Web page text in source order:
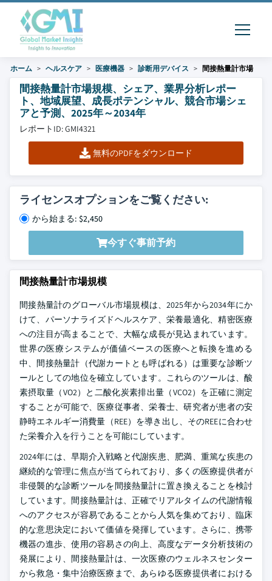
ホーム ヘルスケア 医療機器 診断用デバイス 間接熱量計市場
間接熱量計市場規模、シェア、業界分析レポー
ト、地域展望、成長ポテンシャル、競合市場シェ
アと予測、2025年～2034年
レポートID: GMI4321
無料のPDFをダウンロード
ライセンスオプションをご覧ください:
から始まる: $2,450
今すぐ事前予約
間接熱量計市場規模
間接熱量計のグローバル市場規模は、2025年から2034年にか
けて、パーソナライズドヘルスケア、栄養最適化、精密医療
への注目が高まることで、大幅な成長が見込まれています。
世界の医療システムが価値ベースの医療へと転換を進める
中、間接熱量計（代謝カートとも呼ばれる）は重要な診断ツ
ールとしての地位を確立しています。これらのツールは、酸
素摂取量（VO2）と二酸化炭素排出量（VCO2）を正確に測定
することが可能で、医療従事者、栄養士、研究者が患者の安
静時エネルギー消費量（REE）を導き出し、そのREEに合わせ
た栄養介入を行うことを可能にしています。
2024年には、早期介入戦略と代謝疾患、肥満、重篤な疾患の
継続的な管理に焦点が当てられており、多くの医療提供者が
非侵襲的な診断ツールを間接熱量計に置き換えることを検討
しています。間接熱量計は、正確でリアルタイムの代謝情報
へのアクセスが容易であることから人気を集めており、臨床
的な意思決定において価値を発揮しています。さらに、携帯
機器の進歩、使用の容易さの向上、高度なデータ分析技術の
発展により、間接熱量計は、一次医療のウェルネスセンター
から救急・集中治療医療まで、あらゆる医療提供者における